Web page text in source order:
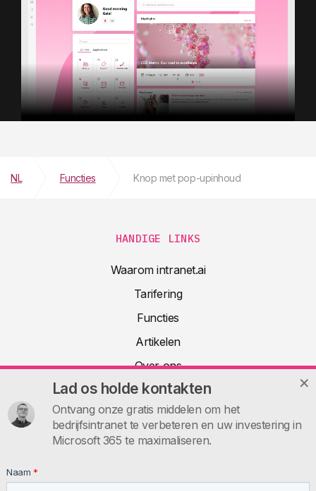
Lad os holde kontakten
Ontvang onze gratis middelen om het
bedrijfsintranet te verbeteren en uw investering in
Microsoft 365 te maximaliseren.
Naam *
NL Functies Knop met pop-upinhoud
HANDIGE LINKS
Waarom intranet.ai
Tarifering
Functies
Artikelen
Over ons
Productdocumentatie
FAQs
Neem contact op